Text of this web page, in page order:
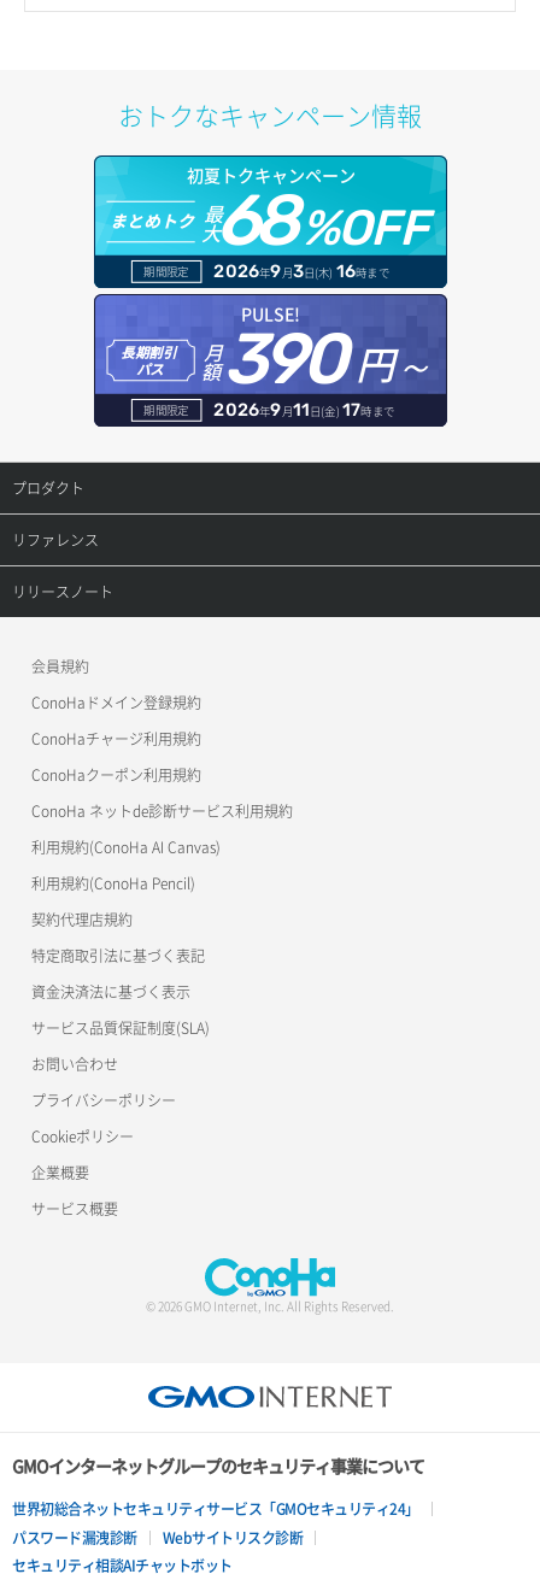
ポートデタッチ
ボリュームアタッチ
ボリュームデタッチ
オブジェクトダウンロード
オブジェクトバージョン管理
オブジェクト一覧取得
オブジェクト削除
オブジェクト削除予約
オブジェクト複製
オブジェクト詳細取得
コンテナ一覧取得
コンテナ作成
コンテナ削除
ラージオブジェクトアップロード(DLO)
一時的Web公開
ドメイン情報登録
ドメイン詳細取得
レコード一覧取得
レコード作成
レコード更新
レコード詳細取得
おトクなキャンペーン情報
初夏トクキャンペーン
まとめトク 最
大68%OFF
期間限定 2026年9月3日(木) 16時まで
PULSE!
長期割引
パス
月
額390円～
期間限定 2026年9月11日(金) 17時まで
プロダクト
プロダクトトップ
ConoHa VPS(Ver.3.0)
ConoHa for GAME
リファレンス
リファレンストップ
OpenStack CLI
Terraform
s3cmd
公開API(ConoHa VPS Ver.2.0)
リリースノート
会員規約
ConoHaドメイン登録規約
ConoHaチャージ利用規約
ConoHaクーポン利用規約
ConoHa ネットde診断サービス利用規約
利用規約(ConoHa AI Canvas)
利用規約(ConoHa Pencil)
契約代理店規約
特定商取引法に基づく表記
資金決済法に基づく表示
サービス品質保証制度(SLA)
お問い合わせ
プライバシーポリシー
Cookieポリシー
企業概要
サービス概要
© 2026 GMO Internet, Inc. All Rights Reserved.
GMOインターネットグループのセキュリティ事業について
世界初総合ネットセキュリティサービス「GMOセキュリティ24」
パスワード漏洩診断
Webサイトリスク診断
セキュリティ相談AIチャットボット